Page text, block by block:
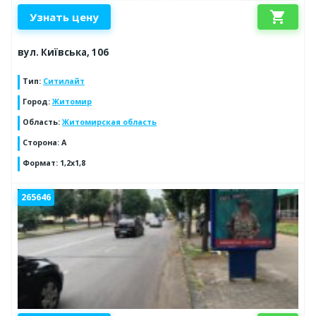
Узнать цену shopping_cart
вул. Київська, 106
Тип: Ситилайт
Город: Житомир
Область: Житомирская область
Сторона: А
Формат: 1,2х1,8
265646